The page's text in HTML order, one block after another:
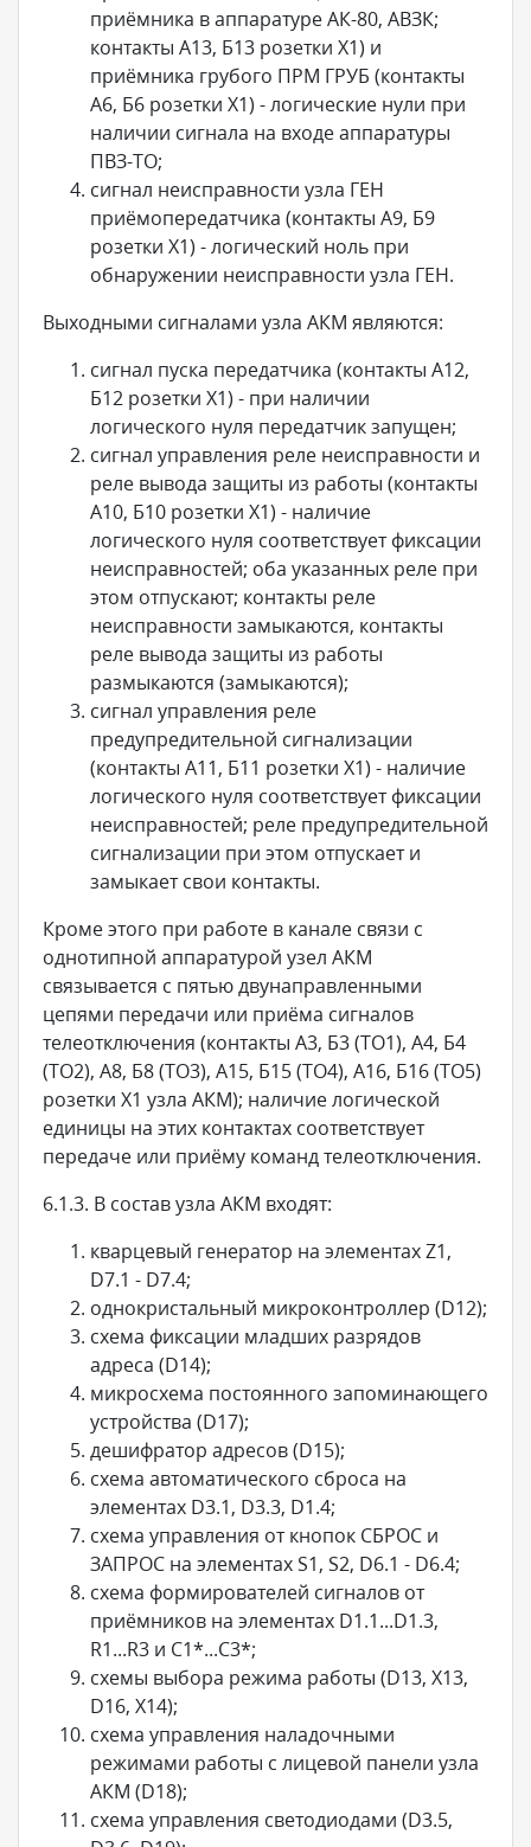
приёмника в аппаратуре АК-80, АВЗК;
контакты А13, Б13 розетки X1) и
приёмника грубого ПРМ ГРУБ (контакты
А6, Б6 розетки X1) - логические нули при
наличии сигнала на входе аппаратуры
ПВЗ-ТО;
сигнал неисправности узла ГЕН
приёмопередатчика (контакты А9, Б9
розетки X1) - логический ноль при
обнаружении неисправности узла ГЕН.
Выходными сигналами узла АКМ являются:
сигнал пуска передатчика (контакты А12,
Б12 розетки X1) - при наличии
логического нуля передатчик запущен;
сигнал управления реле неисправности и
реле вывода защиты из работы (контакты
А10, Б10 розетки X1) - наличие
логического нуля соответствует фиксации
неисправностей; оба указанных реле при
этом отпускают; контакты реле
неисправности замыкаются, контакты
реле вывода защиты из работы
размыкаются (замыкаются);
сигнал управления реле
предупредительной сигнализации
(контакты А11, Б11 розетки X1) - наличие
логического нуля соответствует фиксации
неисправностей; реле предупредительной
сигнализации при этом отпускает и
замыкает свои контакты.
Кроме этого при работе в канале связи с
однотипной аппаратурой узел АКМ
связывается с пятью двунаправленными
цепями передачи или приёма сигналов
телеотключения (контакты А3, Б3 (ТО1), А4, Б4
(ТО2), А8, Б8 (ТО3), А15, Б15 (ТО4), А16, Б16 (ТО5)
розетки X1 узла АКМ); наличие логической
единицы на этих контактах соответствует
передаче или приёму команд телеотключения.
6.1.3. В состав узла АКМ входят:
кварцевый генератор на элементах Z1,
D7.1 - D7.4;
однокристальный микроконтроллер (D12);
схема фиксации младших разрядов
адреса (D14);
микросхема постоянного запоминающего
устройства (D17);
дешифратор адресов (D15);
схема автоматического сброса на
элементах D3.1, D3.3, D1.4;
схема управления от кнопок СБРОС и
ЗАПРОС на элементах S1, S2, D6.1 - D6.4;
схема формирователей сигналов от
приёмников на элементах D1.1...D1.3,
R1...R3 и C1*...C3*;
схемы выбора режима работы (D13, X13,
D16, X14);
схема управления наладочными
режимами работы с лицевой панели узла
АКМ (D18);
схема управления светодиодами (D3.5,